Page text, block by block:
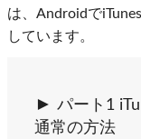
は、Androidで
しています。
パート1
通常の方法